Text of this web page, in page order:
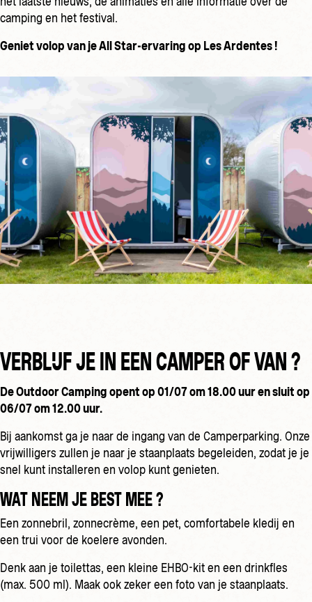
camping en het festival.
Geniet volop van je All Star-ervaring op Les Ardentes !
VERBLIJF JE IN EEN CAMPER OF VAN ?
De Outdoor Camping opent op 01/07 om 18.00 uur en sluit op
06/07 om 12.00 uur.
Bij aankomst ga je naar de ingang van de Camperparking. Onze
vrijwilligers zullen je naar je staanplaats begeleiden, zodat je je
snel kunt installeren en volop kunt genieten.
WAT NEEM JE BEST MEE ?
Een zonnebril, zonnecrème, een pet, comfortabele kledij en
een trui voor de koelere avonden.
Denk aan je toilettas, een kleine EHBO-kit en een drinkfles
(max. 500 ml). Maak ook zeker een foto van je staanplaats.